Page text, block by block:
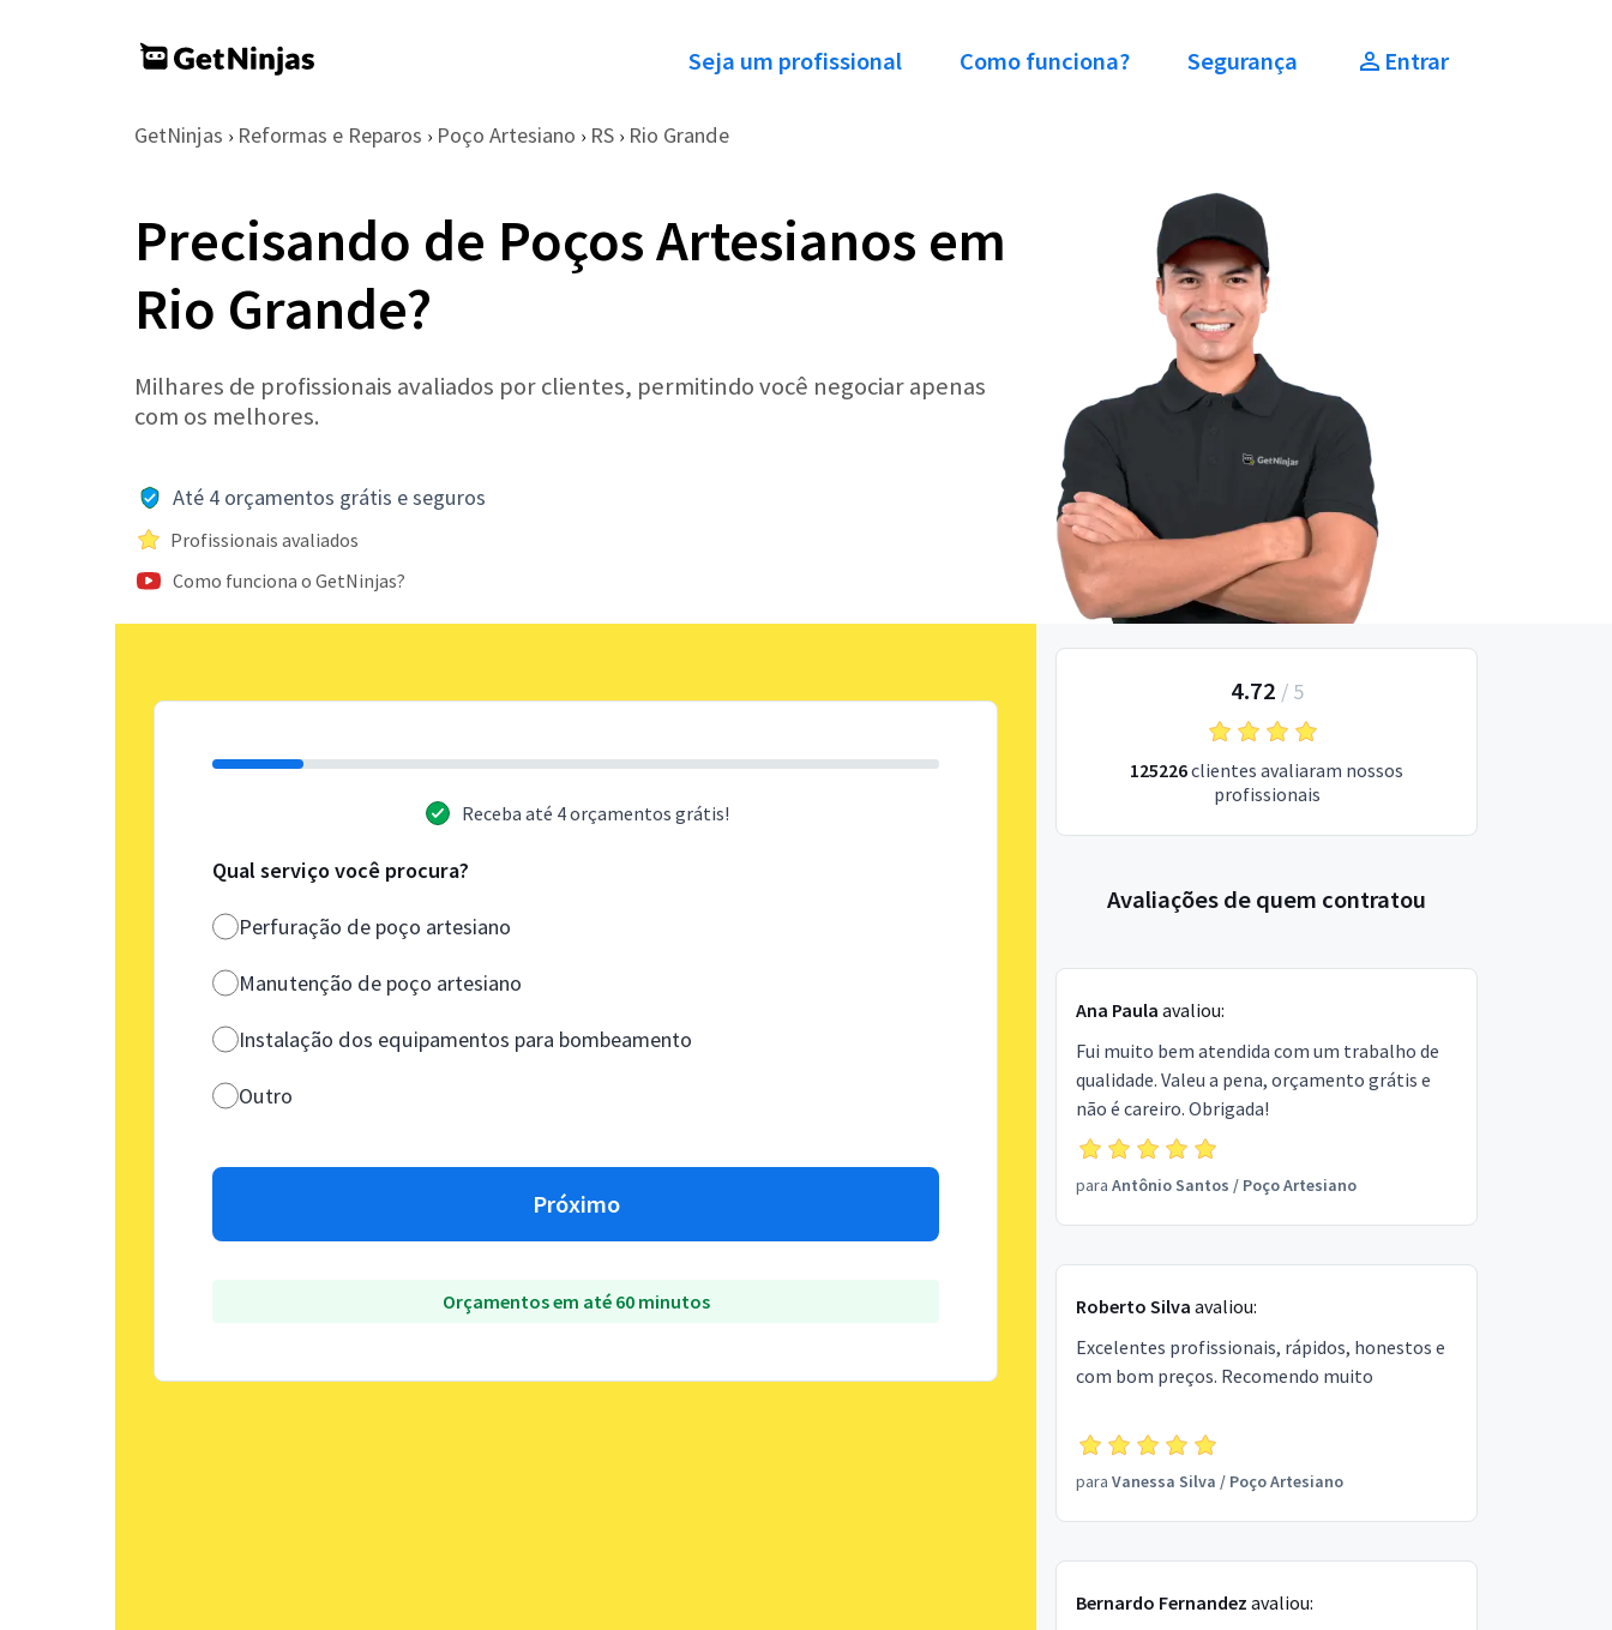
Seja um profissional Como funciona? Segurança Entrar
GetNinjas › Reformas e Reparos › Poço Artesiano › RS › Rio Grande
Precisando de Poços Artesianos em
Rio Grande?
Milhares de profissionais avaliados por clientes, permitindo você negociar apenas
com os melhores.
Até 4 orçamentos grátis e seguros
Profissionais avaliados
Como funciona o GetNinjas?
Receba até 4 orçamentos grátis!
Qual serviço você procura?
Perfuração de poço artesiano
Manutenção de poço artesiano
Instalação dos equipamentos para bombeamento
Outro
Próximo
Orçamentos em até 60 minutos
4.72 / 5
125226clientes avaliaram nossos
profissionais
Avaliações de quem contratou
Ana Paula avaliou:
Fui muito bem atendida com um trabalho de
qualidade. Valeu a pena, orçamento grátis e
não é careiro. Obrigada!
para Antônio Santos / Poço Artesiano
Roberto Silva avaliou:
Excelentes profissionais, rápidos, honestos e
com bom preços. Recomendo muito
para Vanessa Silva / Poço Artesiano
Bernardo Fernandez avaliou: